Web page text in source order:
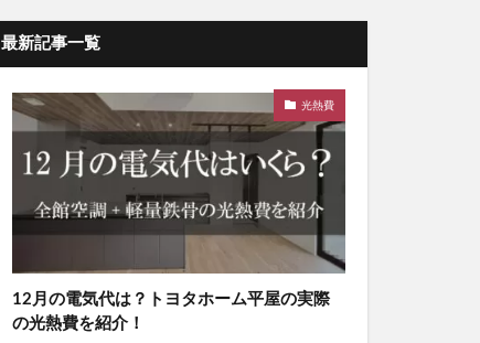
最新記事一覧
光熱費
12月の電気代は？トヨタホーム平屋の実際
の光熱費を紹介！